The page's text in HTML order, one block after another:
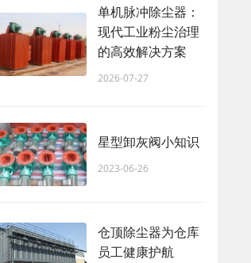
单机脉冲除尘器：
现代工业粉尘治理
的高效解决方案
2026-07-27
星型卸灰阀小知识
2023-06-26
仓顶除尘器为仓库
员工健康护航